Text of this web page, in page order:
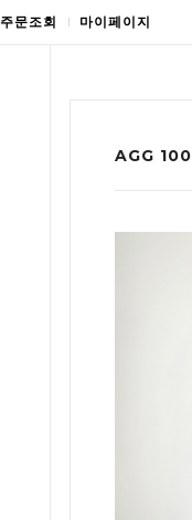
주문조회 마이페이지
AGG